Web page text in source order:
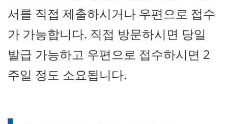
서를 직접 제출하시거나 우편으로 접수
가 가능합니다. 직접 방문하시면 당일
발급 가능하고 우편으로 접수하시면 2
주일 정도 소요됩니다.